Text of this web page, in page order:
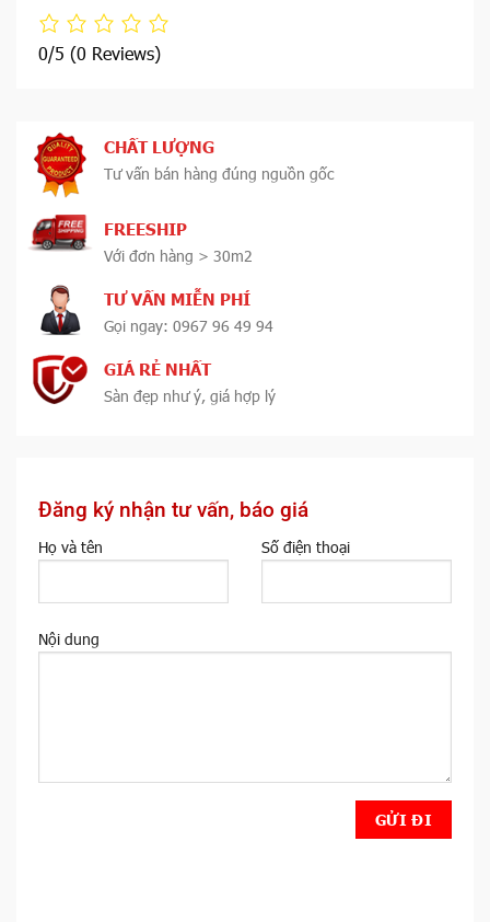
0/5 (0 Reviews)
CHẤT LƯỢNG
Tư vấn bán hàng đúng nguồn gốc
FREESHIP
Với đơn hàng > 30m2
TƯ VẤN MIỄN PHÍ
Gọi ngay: 0967 96 49 94
GIÁ RẺ NHẤT
Sàn đẹp như ý, giá hợp lý
Đăng ký nhận tư vấn, báo giá
Họ và tên Số điện thoại
Nội dung